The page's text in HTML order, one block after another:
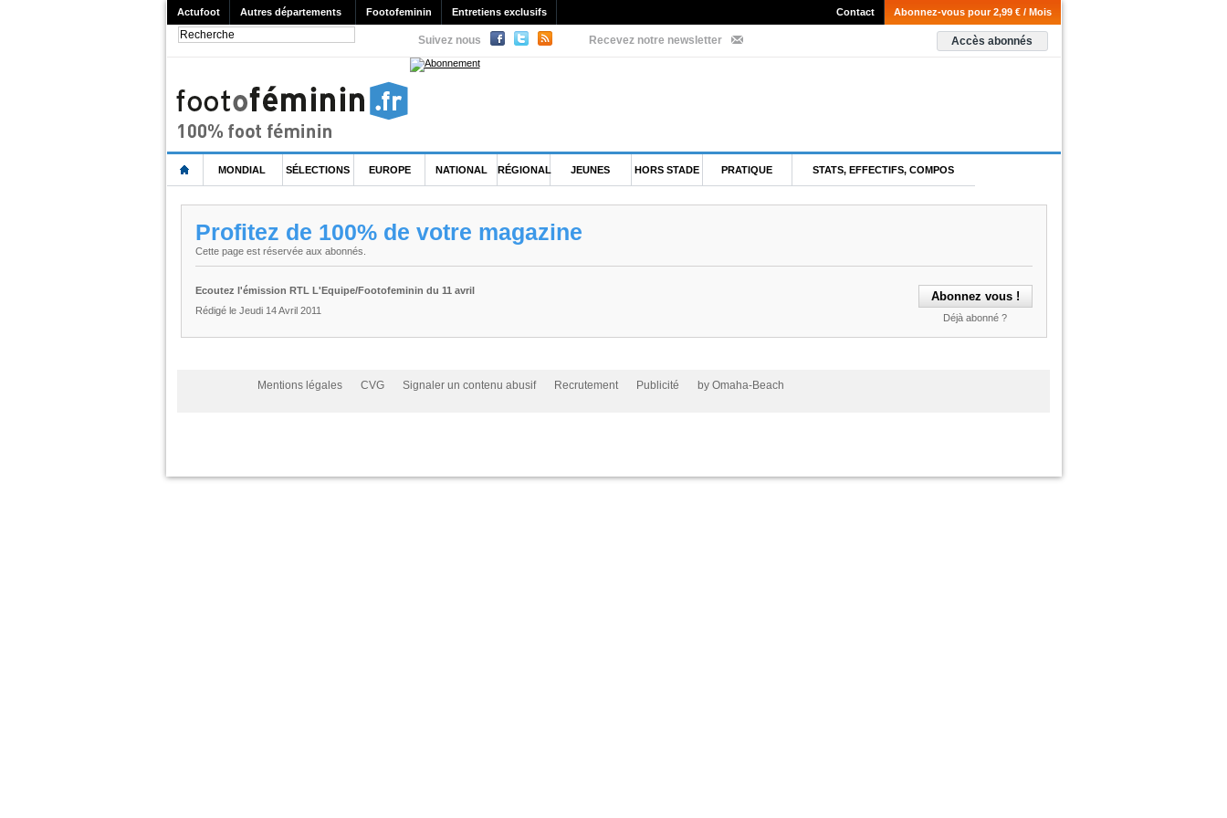
Actufoot Autres départements Footofeminin Entretiens exclusifs Abonnez-vous pour 2,99 € / Mois
Contact
Suivez nous Recevez notre newsletter Accès abonnés
MONDIAL SÉLECTIONS EUROPE NATIONAL RÉGIONAL JEUNES HORS STADE PRATIQUE STATS, EFFECTIFS, COMPOS
Profitez de 100% de votre magazine
Cette page est réservée aux abonnés.
Déjà abonné ?
Ecoutez l'émission RTL L'Equipe/Footofeminin du 11 avril
Rédigé le Jeudi 14 Avril 2011
Mentions légales CVG Signaler un contenu abusif Recrutement Publicité by Omaha-Beach